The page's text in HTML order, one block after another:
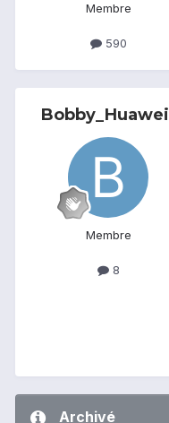
Membre
590
Bobby_Huawei
Membre
8
Archivé